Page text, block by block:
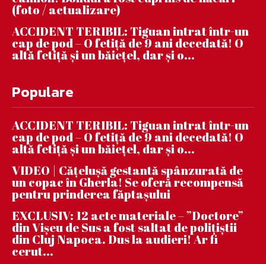
(foto / actualizare)
ACCIDENT TERIBIL: Tiguan intrat într-un
cap de pod – O fetiță de 9 ani decedată! O
altă fetiță și un băiețel, dar și o...
Populare
ACCIDENT TERIBIL: Tiguan intrat într-un
cap de pod – O fetiță de 9 ani decedată! O
altă fetiță și un băiețel, dar și o...
VIDEO | Căţeluşă gestantă spânzurată de
un copac în Gherla! Se oferă recompensă
pentru prinderea făptaşului
EXCLUSIV: 12 acte materiale – ”Doctore”
din Vișeu de Sus a fost saltat de polițiștii
din Cluj Napoca. Dus la audieri! Ar fi
cerut...